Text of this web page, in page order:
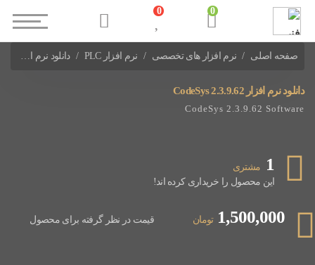
صفحه اصلی نرم افزار های تخصصی نرم افزار PLC
نرم افزار های PLC ABB
دانلود نرم افزار CodeSys 2.3.9.62
دانلود نرم افزار CodeSys 2.3.9.62
CodeSys 2.3.9.62 Software
1
مشتری
این محصول را خریداری کرده اند!
1,500,000 تومان قیمت در نظر گرفته برای محصول
0
0